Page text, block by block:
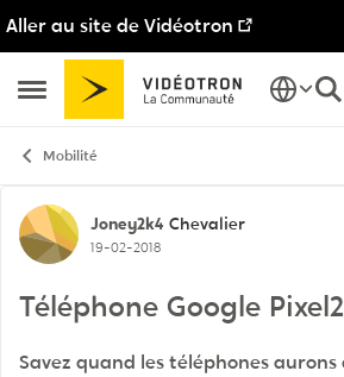
Aller au site de Vidéotron
Ouvrir Menu Latéral
Passer au contenu
Mobilité
Discussion de
Joney2k4 Chevalier
19-02-2018
Téléphone Google
Savez quand les téléphones